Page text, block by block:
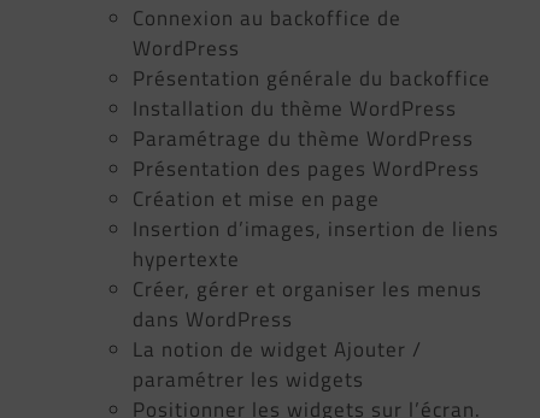
Connexion au backoffice de
WordPress
Présentation générale du backoffice
Installation du thème WordPress
Paramétrage du thème WordPress
Présentation des pages WordPress
Création et mise en page
Insertion d’images, insertion de liens
hypertexte
Créer, gérer et organiser les menus
dans WordPress
La notion de widget Ajouter /
paramétrer les widgets
Positionner les widgets sur l’écran.